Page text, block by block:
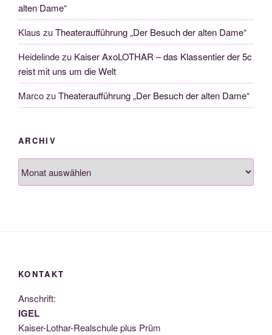
alten Dame“
Klaus zuTheateraufführung „Der Besuch der alten Dame“
Heidelindezu Kaiser AxoLOTHAR – das Klassentier der 5c
reist mit uns um die Welt
MarcozuTheateraufführung „Der Besuch der alten Dame“
ARCHIV
KONTAKT
Anschrift:
IGEL
Kai­ser-Lothar-Real­schu­le plus Prüm